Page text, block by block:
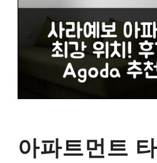
아파트먼트